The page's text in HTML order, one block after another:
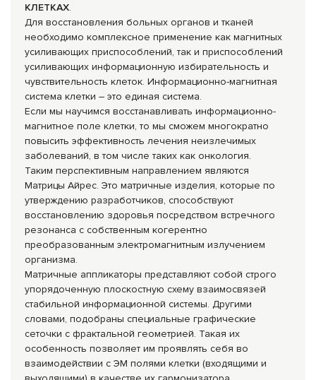
КЛЕТКАХ.
Для восстановления больных органов и тканей
необходимо комплексное применение как магнитных
усиливающих приспособлений, так и приспособлений
усиливающих информационную избирательность и
чувствительность клеток. Информационно-магнитная
система клетки – это единая система.
Если мы научимся восстанавливать информационно-
магнитное поле клетки, то мы сможем многократно
повысить эффективность лечения неизлечимых
заболеваний, в том числе таких как онкология.
Таким перспективным направлением являются
Матрицы Айрес. Это матричные изделия, которые по
утверждению разработчиков, способствуют
восстановлению здоровья посредством встречного
резонанса с собственным когерентно
преобразованным электромагнитным излучением
организма.
Матричные аппликаторы представляют собой строго
упорядоченную плоскостную схему взаимосвязей
стабильной информационной системы. Другими
словами, подобраны специальные графические
сеточки с фрактальной геометрией. Такая их
особенность позволяет им проявлять себя во
взаимодействии с ЭМ полями клетки (входящими и